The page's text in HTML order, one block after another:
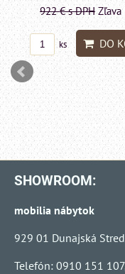
SHOWROOM:
mobilia nábytok
929 01 Dunajská
Telefón: 0910 151